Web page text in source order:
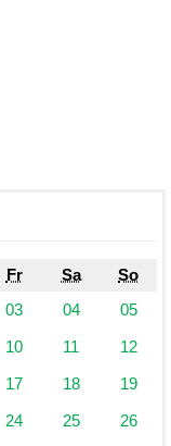
Fr Sa
So
03 04
05
10 11
12
17 18
19
24 25
26